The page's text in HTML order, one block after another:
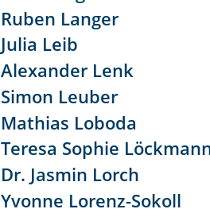
Ruben Langer
Julia Leib
Alexander Lenk
Simon Leuber
Mathias Loboda
Teresa Sophie
Dr. Jasmin Lorch
Yvonne Lorenz-Sokoll